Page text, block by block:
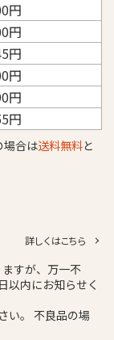
円
円
円
円
円
円
場合は送料無料と
詳しくはこちら
すが、万一不
以内にお知らせく
い。 不良品の場